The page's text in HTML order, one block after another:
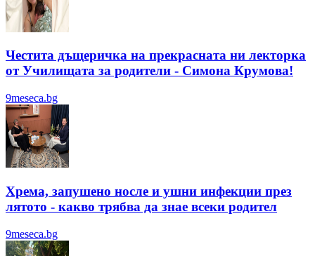
Честита дъщеричка на прекрасната ни лекторка
от Училищата за родители - Симона Крумова!
9meseca.bg
Хрема, запушено носле и ушни инфекции през
лятотo - какво трябва да знае всеки родител
9meseca.bg